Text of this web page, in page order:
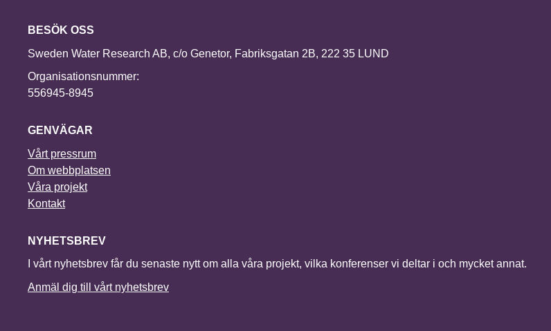
BESÖK OSS
Sweden Water Research AB, c/o Genetor, Fabriksgatan 2B, 222 35 LUND
Organisationsnummer:
556945-8945
GENVÄGAR
Vårt pressrum
Om webbplatsen
Våra projekt
Kontakt
NYHETSBREV
I vårt nyhetsbrev får du senaste nytt om alla våra projekt, vilka konferenser vi deltar i och mycket annat.
Anmäl dig till vårt nyhetsbrev